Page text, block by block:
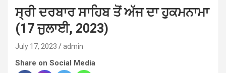
ਸ੍ਰੀ ਦਰਬਾਰ ਸਾਹਿਬ ਤੋਂ ਅੱਜ ਦਾ ਹੁਕਮਨਾਮਾ
(17 ਜੁਲਾਈ, 2023)
July 17, 2023 admin
Share on Social Media